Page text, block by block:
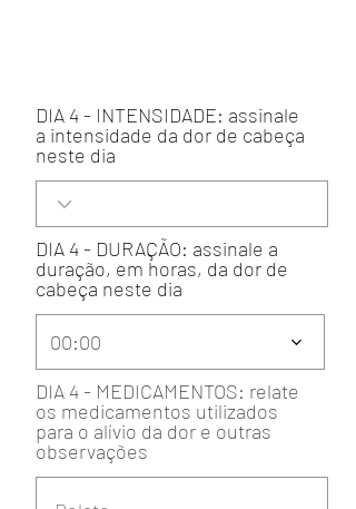
DIA 4 - INTENSIDADE: assinale
a intensidade da dor de cabeça
neste dia
DIA 4 - DURAÇÃO: assinale a
duração, em horas, da dor de
cabeça neste dia
00:00
DIA 4 - MEDICAMENTOS: relate
os medicamentos utilizados
para o alívio da dor e outras
observações